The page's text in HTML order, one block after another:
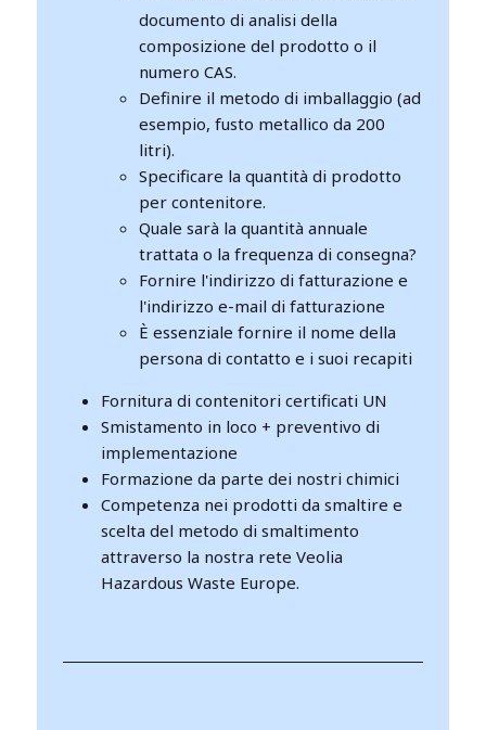
documento di analisi della
composizione del prodotto o il
numero CAS.
Definire il metodo di imballaggio (ad
esempio, fusto metallico da 200
litri).
Specificare la quantità di prodotto
per contenitore.
Quale sarà la quantità annuale
trattata o la frequenza di consegna?
Fornire l'indirizzo di fatturazione e
l'indirizzo e-mail di fatturazione
È essenziale fornire il nome della
persona di contatto e i suoi recapiti
Fornitura di contenitori certificati UN
Smistamento in loco + preventivo di
implementazione
Formazione da parte dei nostri chimici
Competenza nei prodotti da smaltire e
scelta del metodo di smaltimento
attraverso la nostra rete Veolia
Hazardous Waste Europe.